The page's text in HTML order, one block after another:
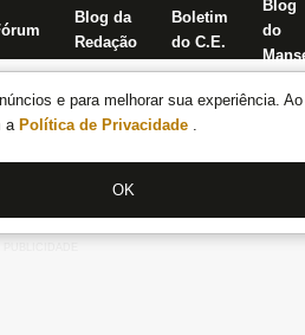
e para melhorar sua experiência.
a Política de Privacidade .
OK
Blog da
Redação
Boletim
do C.E.
Blog
do